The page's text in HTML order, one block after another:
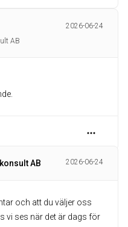
2026-06-24
AB
AB 2026-06-24
och att du väljer oss
vi ses när det är dags för